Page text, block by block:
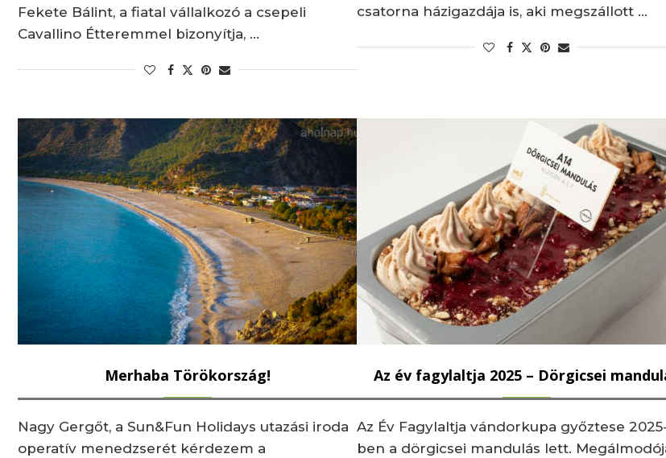
Fekete Bálint, a fiatal vállalkozó a csepeli
Cavallino Étteremmel bizonyítja, …
csatorna házigazdája is, aki megszállott …
Merhaba Törökország!
Nagy Gergőt, a Sun&Fun Holidays utazási iroda
operatív menedzserét kérdezem a
Az év fagylaltja 2025 – Dörgicsei
Az Év Fagylaltja vándorkupa győztese
ben a dörgicsei mandulás lett.